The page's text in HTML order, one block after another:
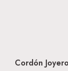
Cordón